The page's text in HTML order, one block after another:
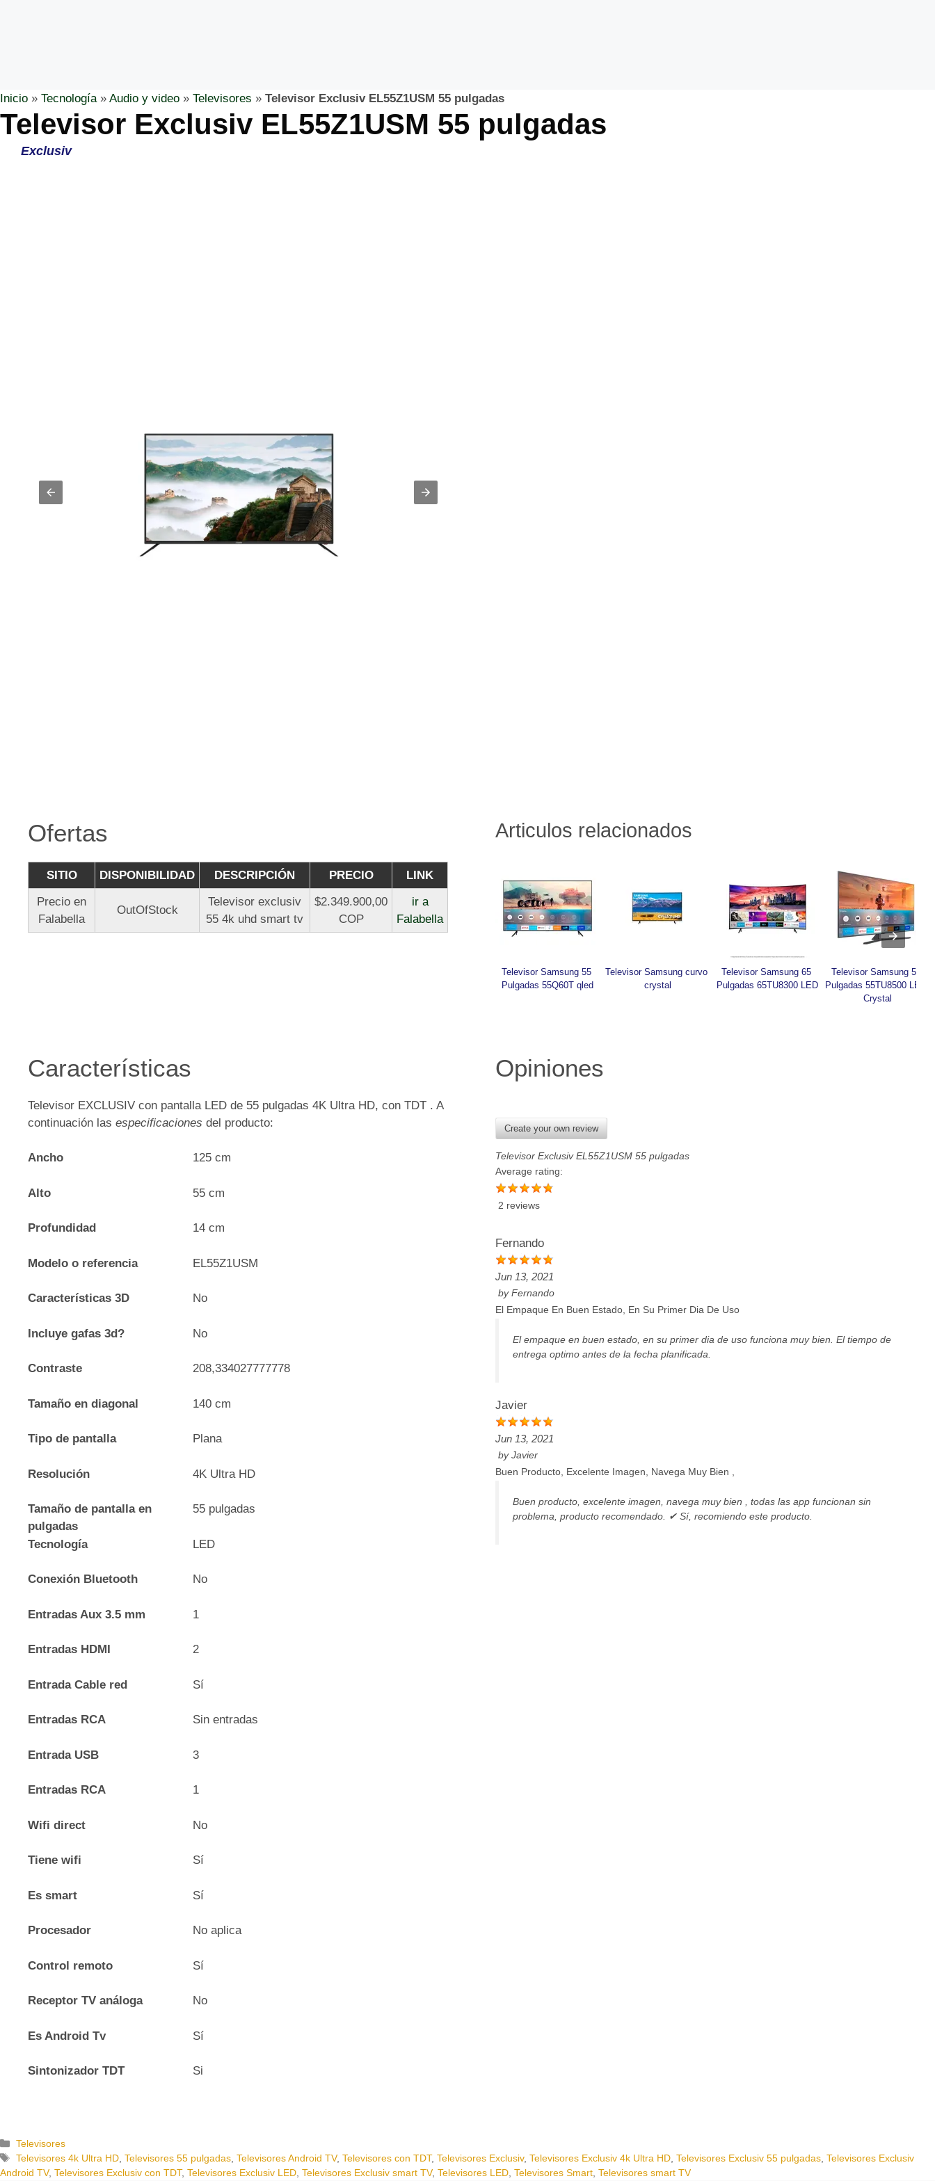
Inicio » Tecnología» Audio y video » Televisores » Televisor Exclusiv EL55Z1USM 55 pulgadas
Televisor Exclusiv EL55Z1USM 55 pulgadas
Exclusiv
Ofertas
SITIO DISPONIBILIDAD DESCRIPCIÓN PRECIO
LINK
Precio en
Falabella
OutOfStock
Televisor exclusiv
55 4k uhd smart tv
$2.349.900,00
COP
ir a
Falabella
Articulos relacionados
Televisor Samsung 55
Pulgadas 55Q60T qled
Televisor Samsung curvo
crystal
Televisor Samsung 65
Pulgadas 65TU8300 LED
Televisor Samsung 55
Pulgadas 55TU8500 LED
Crystal
Características
Televisor EXCLUSIV con pantalla LED de 55 pulgadas 4K Ultra HD, con TDT . A
continuación lasespecificaciones del producto:
Ancho 125 cm
Alto 55 cm
Profundidad 14 cm
Modelo o referencia EL55Z1USM
Características 3D No
Incluye gafas 3d? No
Contraste 208,334027777778
Tamaño en diagonal 140 cm
Tipo de pantalla Plana
Resolución 4K Ultra HD
Tamaño de pantalla en
pulgadas
55 pulgadas
Tecnología LED
Conexión Bluetooth No
Entradas Aux 3.5 mm 1
Entradas HDMI 2
Entrada Cable red Sí
Entradas RCA Sin entradas
Entrada USB 3
Entradas RCA 1
Wifi direct No
Tiene wifi Sí
Es smart Sí
Procesador No aplica
Control remoto Sí
Receptor TV análoga No
Es Android Tv Sí
Sintonizador TDT Si
Opiniones
Create your own review
Televisor Exclusiv EL55Z1USM 55 pulgadas
Average rating:
2 reviews
Fernando
Jun 13, 2021
byFernando
El Empaque En Buen Estado, En Su Primer Dia De Uso
El empaque en buen estado, en su primer dia de uso funciona muy bien. El tiempo de
entrega optimo antes de la fecha planificada.
Javier
Jun 13, 2021
byJavier
Buen Producto, Excelente Imagen, Navega Muy Bien ,
Buen producto, excelente imagen, navega muy bien , todas las app funcionan sin
problema, producto recomendado. ✔ Sí, recomiendo este producto.
C
a
t
Televisores
E
t
Televisores 4k Ultra HD ,Televisores 55 pulgadas ,Televisores Android TV,Televisores con TDT,Televisores Exclusiv,Televisores Exclusiv 4k Ultra HD ,Televisores Exclusiv 55 pulgadas ,Televisores Exclusiv
Android TV, Televisores Exclusiv con TDT, Televisores Exclusiv LED Televisores Exclusiv smart TV, Televisores LED Televisores Smart Televisores smart TV